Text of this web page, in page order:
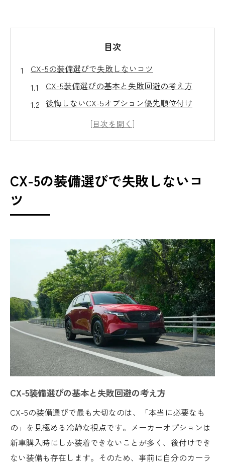
目次
CX-5の装備選びで失敗しないコツ
CX-5装備選びの基本と失敗回避の考え方
後悔しないCX-5オプション優先順位付け
メーカーオプションとディーラー装備の違
メーカーオプション選定の落とし穴とは
メーカーオプション選びでよくある後悔例
CX-5オプション選定で避けたいミスと対策
長く使うCX-5に必要な装備の選び方
後付け不可な装備に注意したいCX-5
CX-5で後付け不可な装備の見極めポイント
新車購入時にしか選べないCX-5の装備とは
後から追加できないCX-5装備のチェック方
法
CX-5後付け不可装備を後悔しないための工
夫
維持費も考慮したCX-5オプション攻略
CX-5オプション選びと維持費の正しい考え
方
CX-5の装備選びで失敗しないコ
ツ
CX-5装備選びの基本と失敗回避の考え方
CX-5の装備選びで最も大切なのは、「本当に必要なも
の」を見極める冷静な視点です。メーカーオプションは
新車購入時にしか装着できないことが多く、後付けでき
ない装備も存在します。そのため、事前に自分のカーラ